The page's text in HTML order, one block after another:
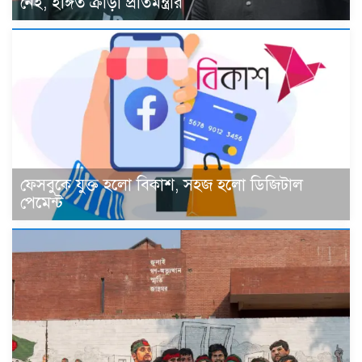
ফেসবুকে যুক্ত হলো বিকাশ, সহজ হলো ডিজিটাল
পেমেন্ট